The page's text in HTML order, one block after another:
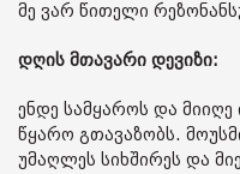
მე ვარ წითელი
დღის მთავარი დევიზი:
ენდე სამყაროს და მიიღე
წყარო გთავაზობს.
უმაღლეს სიხშირეს და